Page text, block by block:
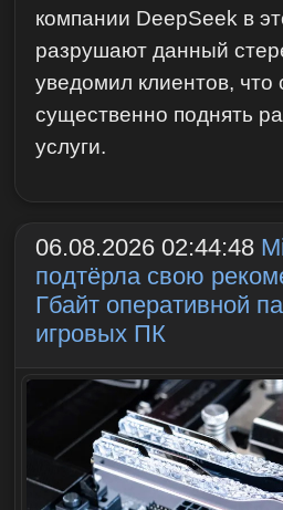
компании DeepSeek в
разрушают данный
уведомил клиентов, что
существенно поднять
услуги.
06.08.2026 02:44:48
подтёрла свою
Гбайт оперативной
игровых ПК